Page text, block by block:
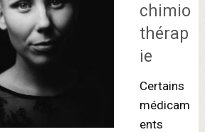
chimio
thérap
ie
Certains
médicam
ents